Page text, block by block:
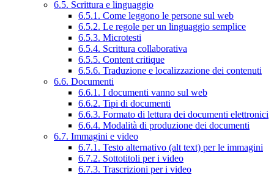
6.5. Scrittura e linguaggio
6.5.1. Come leggono le persone sul web
6.5.2. Le regole per un linguaggio semplice
6.5.3. Microtesti
6.5.4. Scrittura collaborativa
6.5.5. Content critique
6.5.6. Traduzione e localizzazione dei contenuti
6.6. Documenti
6.6.1. I documenti vanno sul web
6.6.2. Tipi di documenti
6.6.3. Formato di lettura dei documenti elettronici
6.6.4. Modalità di produzione dei documenti
6.7. Immagini e video
6.7.1. Testo alternativo (alt text) per le immagini
6.7.2. Sottotitoli per i video
6.7.3. Trascrizioni per i video